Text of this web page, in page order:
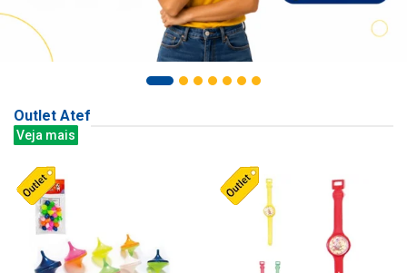
Outlet Atef
Veja mais